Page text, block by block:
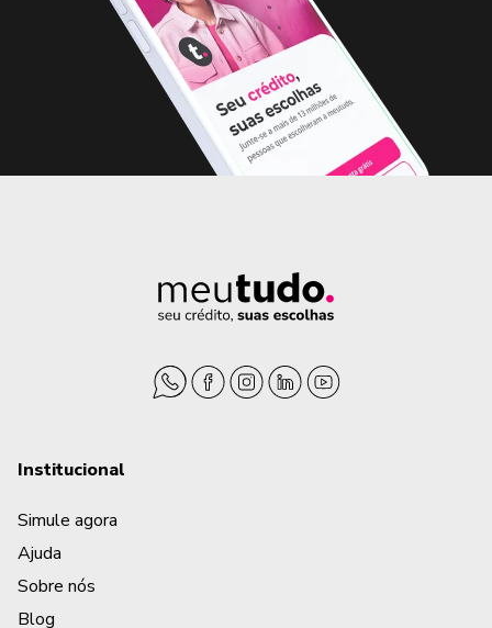
Institucional
Simule agora
Ajuda
Sobre nós
Blog